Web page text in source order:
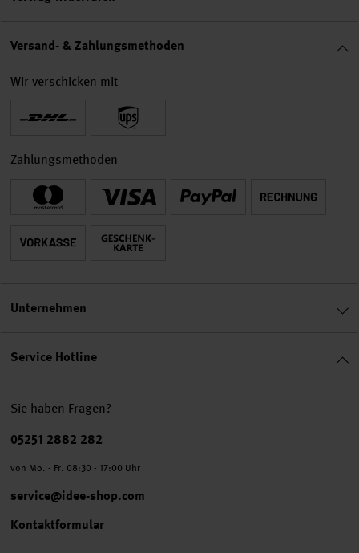
Service Hotline
Sie haben Fragen?
Telefonnummer
05251 2882 282
von Mo. - Fr. 08:30 - 17:00 Uhr
service@idee-shop.com
Kontaktformular
Versand- & Zahlungsmethoden
Wir verschicken mit
Zahlungsmethoden
Unternehmen